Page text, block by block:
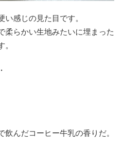
い感じの見た目です。
柔らかい生地みたいに埋まった
。
飲んだコーヒー牛乳の香りだ。